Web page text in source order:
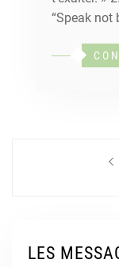
“Speak not
Navigation
LES